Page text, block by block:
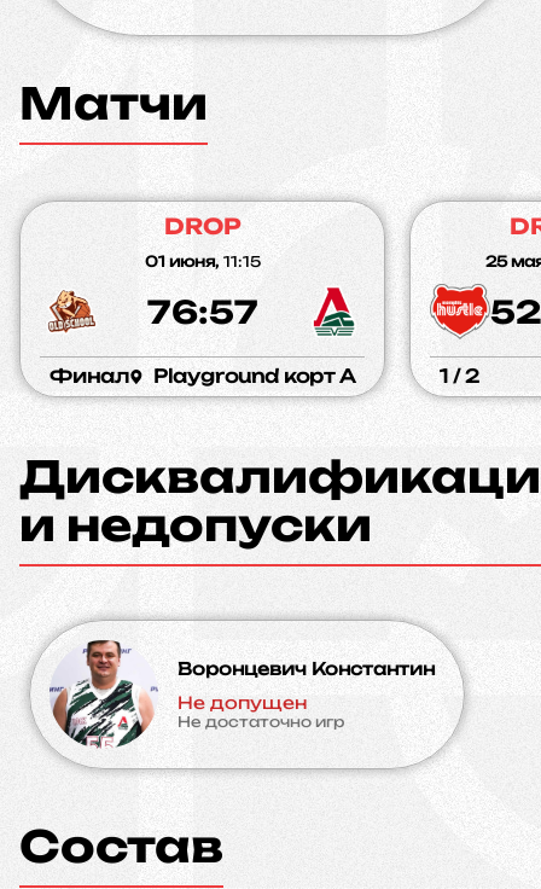
Матчи
DROP
01 июня, 11:15
76:57
Финал Playground корт A
25
1 / 2
и недопуски
Воронцевич Константин
Не допущен
Не достаточно игр
Состав